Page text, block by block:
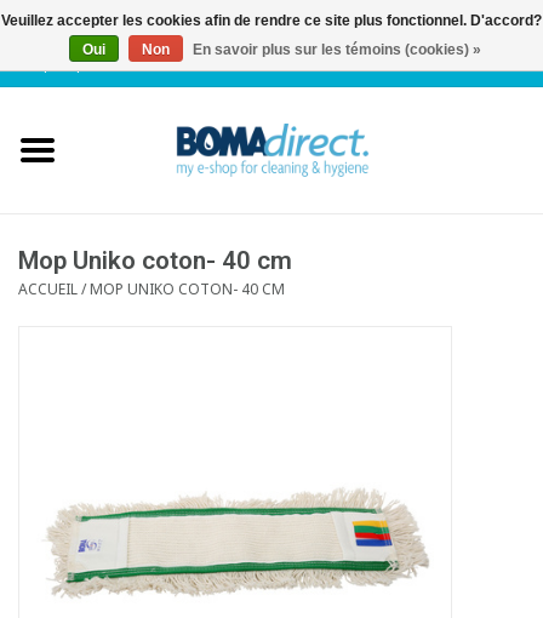
FR| 0 Articles
Service client
Mop Uniko coton- 40 cm
ACCUEIL/MOP UNIKO COTON- 40 CM
Veuillez accepter les cookies afin de rendre ce site plus fonctionnel. D'accord?
Oui
Non En savoir plus sur les témoins (cookies) »